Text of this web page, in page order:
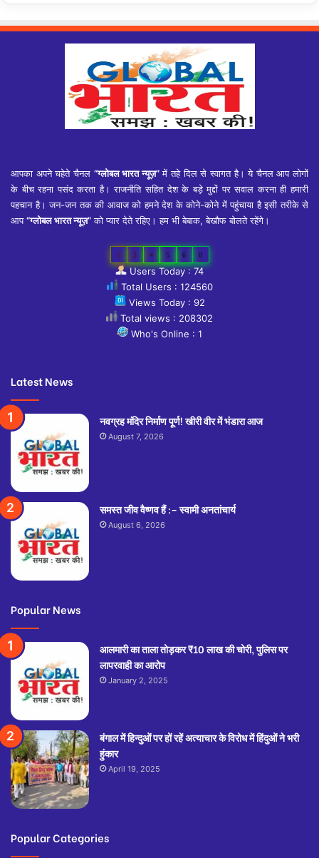
आपका अपने चहेते चैनल “ग्लोबल भारत न्यूज़”में तहे दिल से स्वागत है। ये चैनल आप लोगों
के बीच रहना पसंद करता है। राजनीति सहित देश के बड़े मुद्दों पर सवाल करना ही हमारी
पहचान है। जन-जन तक की आवाज को हमने देश के कोने-कोने में पहुंचाया है इसी तरीके से
आप“ग्लोबल भारत न्यूज़”को प्यार देते रहिए। हम भी बेबाक, बेखौफ बोलते रहेंगे।
1 2 4 5 6 0
Users Today : 74
Total Users : 124560
Views Today : 92
Total views : 208302
Who's Online : 1
Latest News
नवग्रह मंदिर निर्माण पूर्ण! खीरी वीर में भंडारा आज
August 7, 2026
समस्त जीव वैष्णव हैं :– स्वामी अनतांचार्य
August 6, 2026
Popular News
आलमारी का ताला तोड़कर ₹10 लाख की चोरी, पुलिस पर
लापरवाही का आरोप
January 2, 2025
बंगाल में हिन्दुओं पर हों रहें अत्याचार के विरोध में हिंदुओं ने भरी
हुंकार
April 19, 2025
Popular Categories